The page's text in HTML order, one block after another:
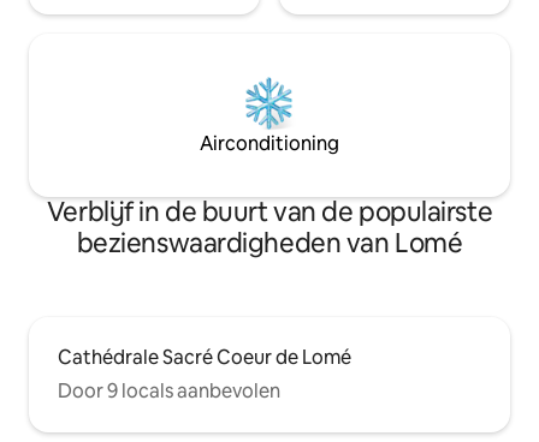
Airconditioning
Verblijf in de buurt van de populairste
bezienswaardigheden van Lomé
Cathédrale Sacré Coeur de Lomé
Door 9 locals aanbevolen